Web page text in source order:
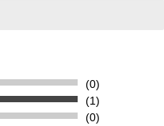
(0)
(1)
(0)